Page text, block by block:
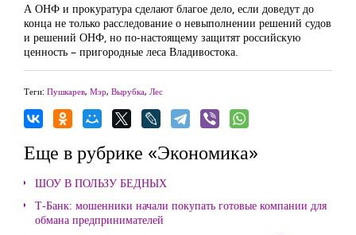
А ОНФ и прокуратура сделают благое дело, если доведут до
конца не только расследование о невыполнении решений судов
и решений ОНФ, но по-настоящему защитят российскую
ценность – пригородные леса Владивостока.
Теги: Пушкарев, Мэр, Вырубка, Лес
Еще в рубрике «Экономика»
ШОУ В ПОЛЬЗУ БЕДНЫХ
Т-Банк: мошенники начали покупать готовые компании для
обмана предпринимателей